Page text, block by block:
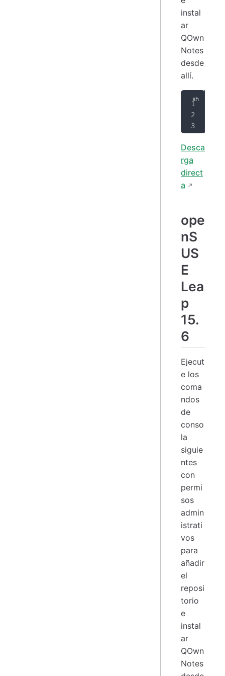
instal
ar
QOwn
Notes
desde
allí.
Desca
rga
direct
a
ope
nS
US
E
Lea
p
15.
6
Ejecut
e los
coma
ndos
de
conso
la
siguie
ntes
con
permi
sos
admin
istrati
vos
para
añadir
el
reposi
torio
e
instal
ar
QOwn
Notes